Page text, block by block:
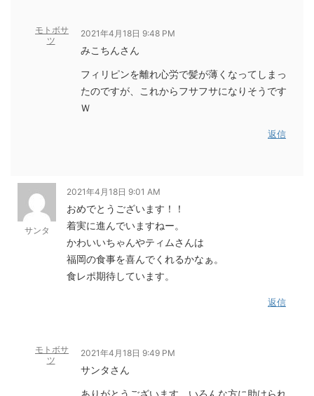
モトボサ
ツ
2021年4月18日 9:48 PM
みこちんさん
フィリピンを離れ心労で髪が薄くなってしまっ
たのですが、これからフサフサになりそうです
Ｗ
返信
サンタ
2021年4月18日 9:01 AM
おめでとうございます！！
着実に進んでいますねー。
かわいいちゃんやティムさんは
福岡の食事を喜んでくれるかなぁ。
食レポ期待しています。
返信
モトボサ
ツ
2021年4月18日 9:49 PM
サンタさん
ありがとうございます。いろんな方に助けられ